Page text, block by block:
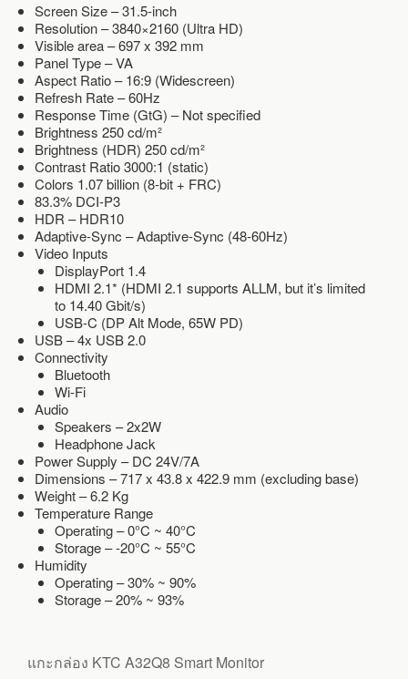
Screen Size – 31.5-inch
Resolution – 3840×2160 (Ultra HD)
Visible area – 697 x 392 mm
Panel Type – VA
Aspect Ratio – 16:9 (Widescreen)
Refresh Rate – 60Hz
Response Time (GtG) – Not specified
Brightness 250 cd/m²
Brightness (HDR) 250 cd/m²
Contrast Ratio 3000:1 (static)
Colors 1.07 billion (8-bit + FRC)
83.3% DCI-P3
HDR – HDR10
Adaptive-Sync – Adaptive-Sync (48-60Hz)
Video Inputs
DisplayPort 1.4
HDMI 2.1* (HDMI 2.1 supports ALLM, but it’s limited
to 14.40 Gbit/s)
USB-C (DP Alt Mode, 65W PD)
USB – 4x USB 2.0
Connectivity
Bluetooth
Wi-Fi
Audio
Speakers – 2x2W
Headphone Jack
Power Supply – DC 24V/7A
Dimensions – 717 x 43.8 x 422.9 mm (excluding base)
Weight – 6.2 Kg
Temperature Range
Operating – 0°C ~ 40°C
Storage – -20°C ~ 55°C
Humidity
Operating – 30% ~ 90%
Storage – 20% ~ 93%
แกะกล่อง KTC A32Q8 Smart Monitor